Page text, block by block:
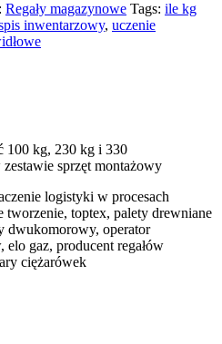
Regały magazynowe Tags: ile kg
inwentarzowy, uczenie
100 kg, 230 kg i 330
sprzęt montażowy
logistyki w procesach
tworzenie, toptex, palety drewniane
dwukomorowy, operator
elo gaz, producent regałów
ciężarówek